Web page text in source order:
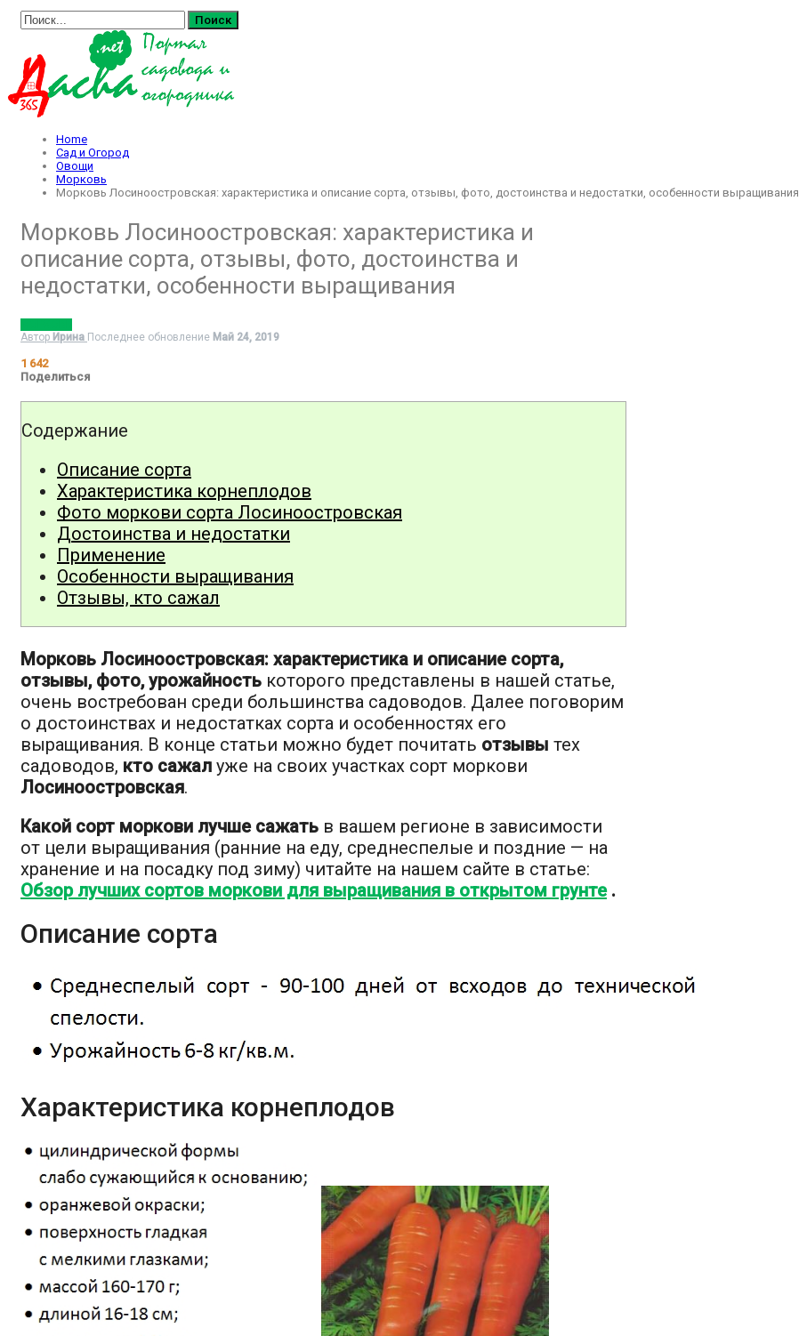
Home
Сад и Огород
Овощи
Морковь
Морковь Лосиноостровская: характеристика и описание сорта, отзывы, фото, достоинства и недостатки, особенности выращивания
Морковь Лосиноостровская: характеристика и
описание сорта, отзывы, фото, достоинства и
недостатки, особенности выращивания
Автор Ирина Последнее обновление Май 24, 2019
1 642
Поделиться
Содержание
Описание сорта
Характеристика корнеплодов
Фото моркови сорта Лосиноостровская
Достоинства и недостатки
Применение
Особенности выращивания
Отзывы, кто сажал
Морковь Лосиноостровская: характеристика и описание сорта,
отзывы, фото, урожайность которого представлены в нашей статье,
очень востребован среди большинства садоводов. Далее поговорим
о достоинствах и недостатках сорта и особенностях его
выращивания. В конце статьи можно будет почитать отзывы тех
садоводов, кто сажал уже на своих участках сорт моркови
Лосиноостровская.
Какой сорт моркови лучше сажать в вашем регионе в зависимости
от цели выращивания (ранние на еду, среднеспелые и поздние — на
хранение и на посадку под зиму) читайте на нашем сайте в статье:
Обзор лучших сортов моркови для выращивания в открытом грунте.
Описание сорта
Характеристика корнеплодов